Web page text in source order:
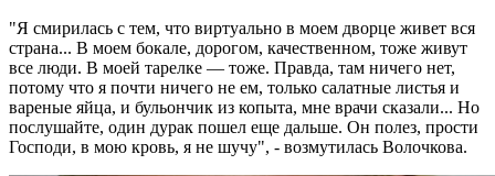
"Я смирилась с тем, что виртуально в моем дворце живет вся
страна... В моем бокале, дорогом, качественном, тоже живут
все люди. В моей тарелке — тоже. Правда, там ничего нет,
потому что я почти ничего не ем, только салатные листья и
вареные яйца, и бульончик из копыта, мне врачи сказали... Но
послушайте, один дурак пошел еще дальше. Он полез, прости
Господи, в мою кровь, я не шучу", - возмутилась Волочкова.